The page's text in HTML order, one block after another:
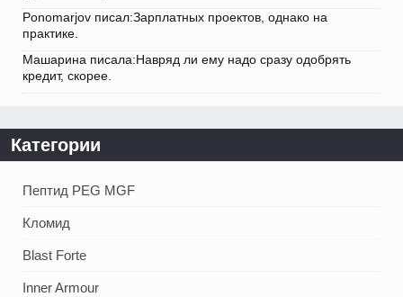
Ponomarjov писал:Зарплатных проектов, однако на
практике.
Машарина писала:Навряд ли ему надо сразу одобрять
кредит, скорее.
Категории
Пептид PEG MGF
Кломид
Blast Forte
Inner Armour